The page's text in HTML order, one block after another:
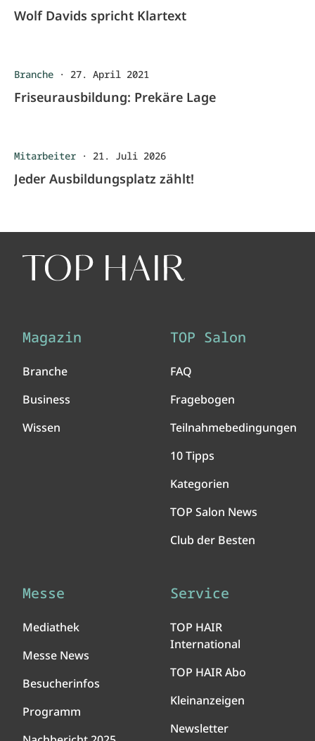
Wolf Davids spricht Klartext
Branche · 27. April 2021
Friseurausbildung: Prekäre Lage
Mitarbeiter · 21. Juli 2026
Jeder Ausbildungsplatz zählt!
Magazin
Branche
Business
Wissen
TOP Salon
FAQ
Fragebogen
Teilnahmebedingungen
10 Tipps
Kategorien
TOP Salon News
Club der Besten
Messe
Mediathek
Messe News
Besucherinfos
Programm
Service
TOP HAIR
International
TOP HAIR Abo
Kleinanzeigen
Newsletter